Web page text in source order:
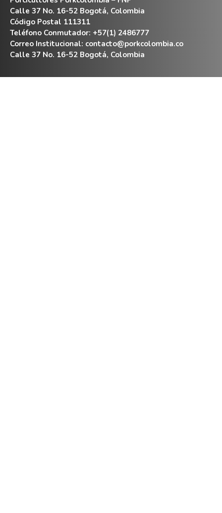
Calle 37 No. 16-52 Bogotá, Colombia
Código Postal 111311
Teléfono Conmutador: +57(1) 2486777
Correo Institucional: contacto@porkcolombia.co
Calle 37 No. 16-52 Bogotá, Colombia